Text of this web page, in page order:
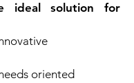
ideal solution for
oriented